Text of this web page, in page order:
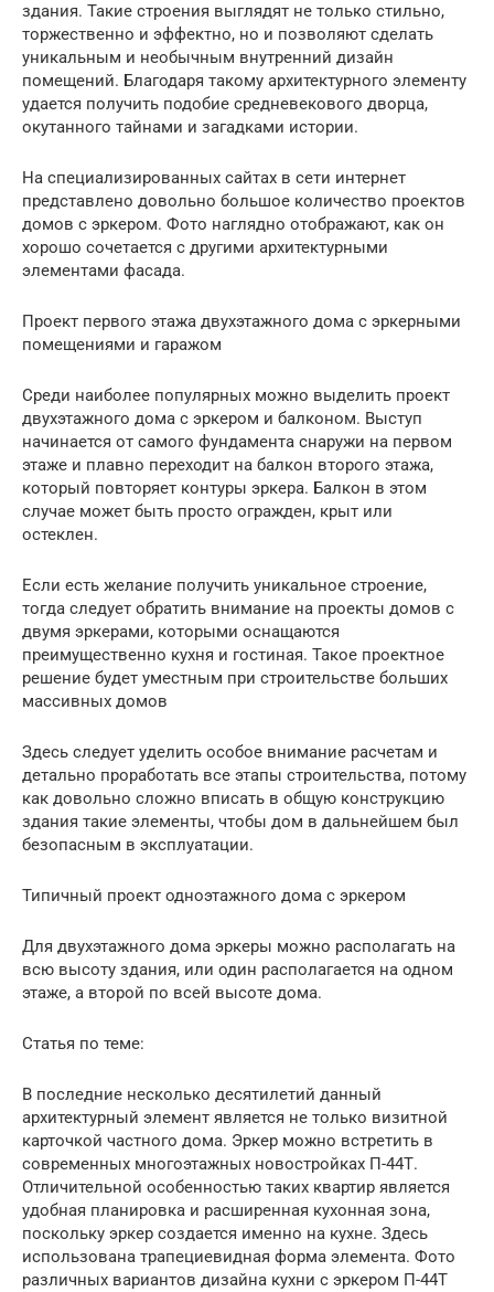
здания. Такие строения выглядят не только стильно,
торжественно и эффектно, но и позволяют сделать
уникальным и необычным внутренний дизайн
помещений. Благодаря такому архитектурного элементу
удается получить подобие средневекового дворца,
окутанного тайнами и загадками истории.
На специализированных сайтах в сети интернет
представлено довольно большое количество проектов
домов с эркером. Фото наглядно отображают, как он
хорошо сочетается с другими архитектурными
элементами фасада.
Проект первого этажа двухэтажного дома с эркерными
помещениями и гаражом
Среди наиболее популярных можно выделить проект
двухэтажного дома с эркером и балконом. Выступ
начинается от самого фундамента снаружи на первом
этаже и плавно переходит на балкон второго этажа,
который повторяет контуры эркера. Балкон в этом
случае может быть просто огражден, крыт или
остеклен.
Если есть желание получить уникальное строение,
тогда следует обратить внимание на проекты домов с
двумя эркерами, которыми оснащаются
преимущественно кухня и гостиная. Такое проектное
решение будет уместным при строительстве больших
массивных домов
Здесь следует уделить особое внимание расчетам и
детально проработать все этапы строительства, потому
как довольно сложно вписать в общую конструкцию
здания такие элементы, чтобы дом в дальнейшем был
безопасным в эксплуатации.
Типичный проект одноэтажного дома с эркером
Для двухэтажного дома эркеры можно располагать на
всю высоту здания, или один располагается на одном
этаже, а второй по всей высоте дома.
Статья по теме:
В последние несколько десятилетий данный
архитектурный элемент является не только визитной
карточкой частного дома. Эркер можно встретить в
современных многоэтажных новостройках П-44Т.
Отличительной особенностью таких квартир является
удобная планировка и расширенная кухонная зона,
поскольку эркер создается именно на кухне. Здесь
использована трапециевидная форма элемента. Фото
различных вариантов дизайна кухни с эркером П-44Т